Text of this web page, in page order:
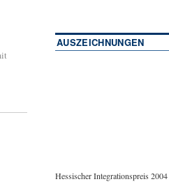
AUSZEICHNUNGEN
Hessischer Integrationspreis 2004